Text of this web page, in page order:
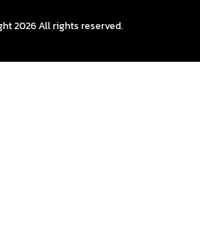
2026 All rights reserved.